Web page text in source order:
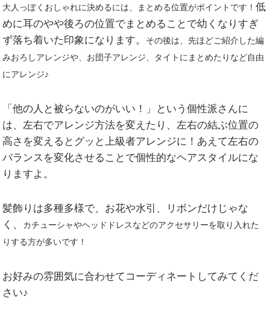
大人っぽくおしゃれに決めるには、 まとめる位置がポイントです！低
めに耳のやや後ろの位置でまとめることで幼くなりすぎ
ず落ち着いた印象になります。
その後は、先ほどご紹介した編
みおろしアレンジや、お団子アレンジ、タイトにまとめたりなど自由
にアレンジ♪
「他の人と被らないのがいい！」という個性派さんに
は、左右でアレンジ方法を変えたり、左右の結ぶ位置の
高さを変えるとグッと上級者アレンジに！あえて左右の
バランスを変化させることで個性的なヘアスタイルにな
りますよ。
髪飾りは多種多様で、お花や水引、リボンだけじゃな
く、
カチューシャやヘッドドレスなどのアクセサリーを取り入れた
りする方が多いです ！
お好みの雰囲気に合わせてコーディネートしてみてくだ
さい♪